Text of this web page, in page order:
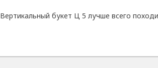
Вертикальный букет Ц 5 лучше всего